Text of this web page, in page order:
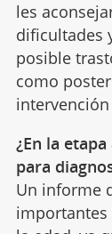
les
dificultades
posible
como
¿En la
para
Un informe
importantes